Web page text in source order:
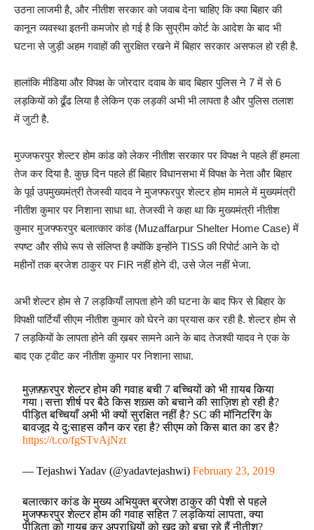
उठना लाजमी है, और नीतीश सरकार को जवाब देना चाहिए कि क्या बिहार की
कानून व्यवस्था इतनी कमजोर हो गई है कि सुप्रीम कोर्ट के आदेश के बाद भी
घटना से जुड़ी अहम गवाहों की सुरक्षित रखने में बिहार सरकार असफल हो रही है.
हालांकि मीडिया और विपक्ष के जोरदार दवाब के बाद बिहार पुलिस ने 7 में से 6
लड़कियों को ढूँढ लिया है लेकिन एक लड़की अभी भी लापता है और पुलिस तलाश
में जुटी है.
मुज्जफरपुर शेल्टर होम कांड को लेकर नीतीश सरकार पर विपक्ष ने पहले हीं हमला
तेज कर दिया है. कुछ दिन पहले हीं बिहार विधानसभा में विपक्ष के नेता और बिहार
के पूर्व उपमुख्यमंत्री तेजस्वी यादव ने मुजफ्फरपुर शेल्टर होम मामले में मुख्यमंत्री
नीतीश कुमार पर निशाना साधा था. तेजस्वी ने कहा था कि मुख्यमंत्री नीतीश
कुमार मुजफ्फरपुर बलात्कार कांड (Muzaffarpur Shelter Home Case) में
स्पष्ट और सीधे रूप से संलिप्त है क्योंकि इन्होंने TISS की रिपोर्ट आने के दो
महीनों तक ब्रजेश ठाकुर पर FIR नहीं होने दी, उसे जेल नहीं भेजा.
अभी शेल्टर होम से 7 लड़कियाँ लापता होने की घटना के बाद फिर से बिहार के
विपक्षी पार्टियाँ सीएम नीतीश कुमार को घेरने का प्रयास कर रही है. शेल्टर होम से
7 लड़कियों के लापता होने की ख़बर सामने आने के बाद तेजश्वी यादव ने एक के
बाद एक ट्वीट कर नीतीश कुमार पर निशाना साधा.
मुज़फ़्फ़रपुर शेल्टर होम की गवाह बची 7 बच्चियों को भी ग़ायब किया
गया।सत्ता शीर्ष पर बैठे किस शख़्स को बचाने की साज़िश हो रही है?
पीड़ित बच्चियाँ अभी भी क्यों सुरक्षित नहीं है? SC की मॉनिटरिंग के
बावजूद ये दु:साहस कौन कर रहा है? सीएम को किस बात का डर है?
https://t.co/fgSTvAjNzt
— Tejashwi Yadav (@yadavtejashwi)February 23, 2019
बलात्कार कांड के मुख्य अभियुक्त ब्रजेश ठाकुर की पेशी से पहले
मुजफ्फरपुर शेल्टर होम की गवाह सहित 7 लड़कियां लापता, क्या
पीड़िता को गायब कर अपराधियों को ख़ुद को बचा रहे हैं नीतीश?